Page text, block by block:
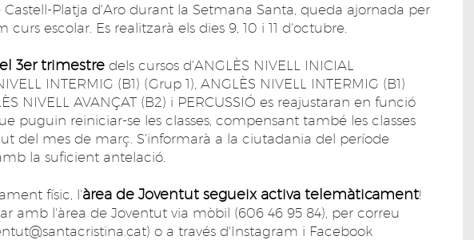
Platja d'Aro durant la Setmana Santa, queda ajornada per
curs escolar. Es realitzarà els dies 9, 10 i 11 d'octubre.
3er trimestre dels cursos d'ANGLÈS NIVELL INICIAL
INTERMIG (B1) (Grup 1), ANGLÈS NIVELL INTERMIG (B1)
NIVELL AVANÇAT (B2) i PERCUSSIÓ es reajustaran en funció
puguin reiniciar-se les classes, compensant també les classes
del mes de març. S'informarà a la ciutadania del període
la suficient antelació.
físic, l'àrea de Joventut segueix activa telemàticament!
amb l'àrea de Joventut via mòbil (606 46 95 84), per correu
o a través d'Instagram i Facebook